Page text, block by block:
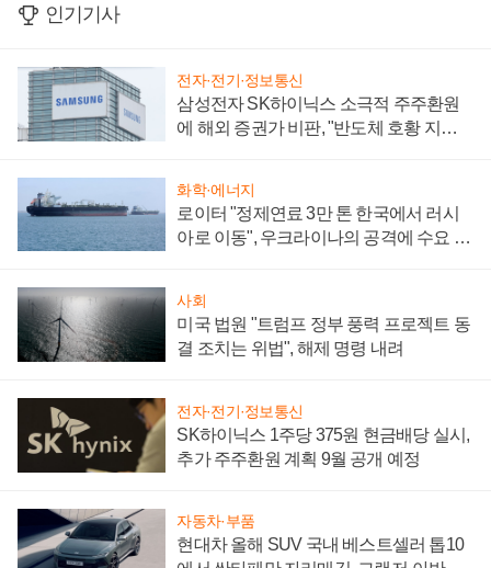
인기기사
전자·전기·정보통신
삼성전자 SK하이닉스 소극적 주주환원
에 해외 증권가 비판, "반도체 호황 지속
화학·에너지
로이터 "정제연료 3만 톤 한국에서 러시
아로 이동", 우크라이나의 공격에 수요 늘
사회
미국 법원 "트럼프 정부 풍력 프로젝트 동
결 조치는 위법", 해제 명령 내려
전자·전기·정보통신
SK하이닉스 1주당 375원 현금배당 실시,
추가 주주환원 계획 9월 공개 예정
자동차·부품
현대차 올해 SUV 국내 베스트셀러 톱10